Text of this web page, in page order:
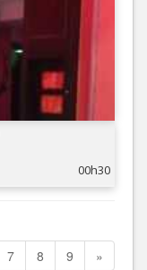
00h30
7 8 9 »